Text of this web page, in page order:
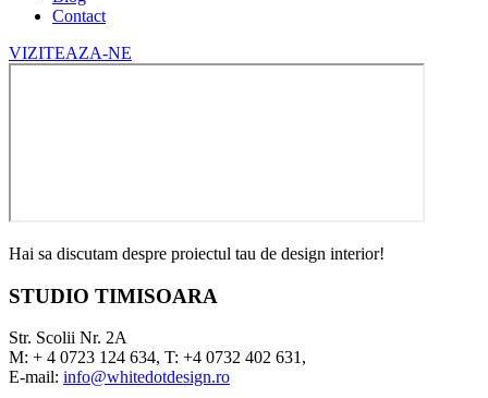
Contact
VIZITEAZA-NE
Hai sa discutam despre proiectul tau de design interior!
STUDIO TIMISOARA
Str. Scolii Nr. 2A
M: + 4 0723 124 634, T: +4 0732 402 631,
E-mail: info@whitedotdesign.ro